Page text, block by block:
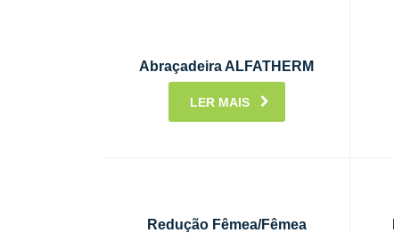
Abraçadeira ALFATHERM
LER MAIS
Redução Fêmea/Fêmea